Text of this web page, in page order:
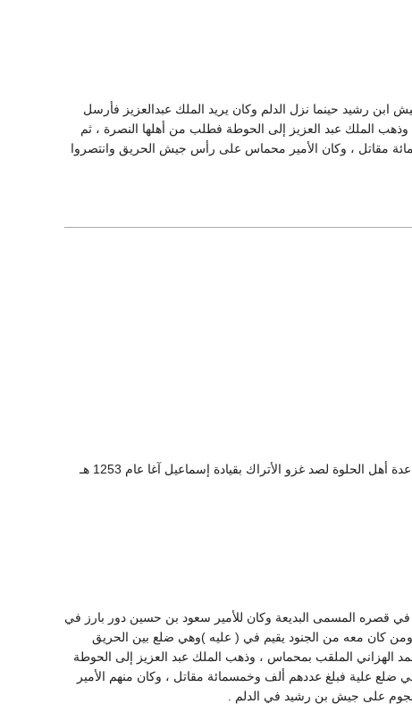
ابن رشيد حينما نزل الدلم وكان يريد الملك عبدالعزيز فأرسل
الملك عبد العزيز إلى الحوطة فطلب من أهلها النصرة ، ثم
مقاتل ، وكان الأمير محماس على رأس جيش الحريق وانتصروا
7- الأمير الشجاع / زيد بن هلال بن حسين آل هلال الهزاني و هو الذي خرج على رأس أهل نعام لمساعدة أهل الحلوة لصد غزو الأتراك بقيادة إسماعيل آغا عام 1253 هـ
في قصره المسمى البديعة وكان للأمير سعود بن حسين دور بارز في
كان معه من الجنود يقيم في ( عليه )وهي ضلع بين الحريق
الهزاني الملقب بمحماس ، وذهب الملك عبد العزيز إلى الحوطة
علية فبلغ عددهم ألف وخمسمائة مقاتل ، وكان منهم الأمير
على جيش بن رشيد في الدلم .